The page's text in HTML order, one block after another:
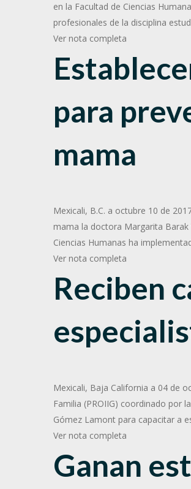
en la Facultad de Ciencias
profesionales de la disciplina
Ver nota completa
para
mama
Mexicali, B.C. a octubre 10 de
mama la doctora Margarita
Ciencias Humanas ha
Ver nota completa
Reciben
Mexicali, Baja California a 04 de
Familia (PROIIG) coordinado por
Gómez Lamont para capacitar a
Ver nota completa
Ganan